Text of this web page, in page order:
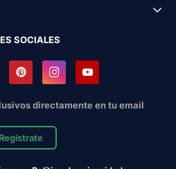
SOCIALES
directamente en tu email
Regístrate